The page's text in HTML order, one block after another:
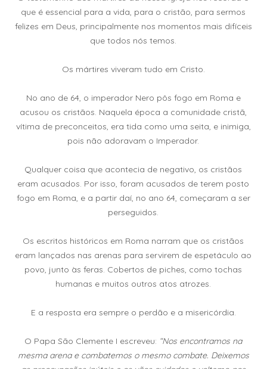
que é essencial para a vida, para o cristão, para sermos
felizes em Deus, principalmente nos momentos mais difíceis
que todos nós temos.
Os mártires viveram tudo em Cristo.
No ano de 64, o imperador Nero pôs fogo em Roma e
acusou os cristãos. Naquela época a comunidade cristã,
vítima de preconceitos, era tida como uma seita, e inimiga,
pois não adoravam o Imperador.
Qualquer coisa que acontecia de negativo, os cristãos
eram acusados. Por isso, foram acusados de terem posto
fogo em Roma, e a partir daí, no ano 64, começaram a ser
perseguidos.
Os escritos históricos em Roma narram que os cristãos
eram lançados nas arenas para servirem de espetáculo ao
povo, junto às feras. Cobertos de piches, como tochas
humanas e muitos outros atos atrozes.
E a resposta era sempre o perdão e a misericórdia.
O Papa São Clemente I escreveu: “Nos encontramos na
mesma arena e combatemos o mesmo combate. Deixemos